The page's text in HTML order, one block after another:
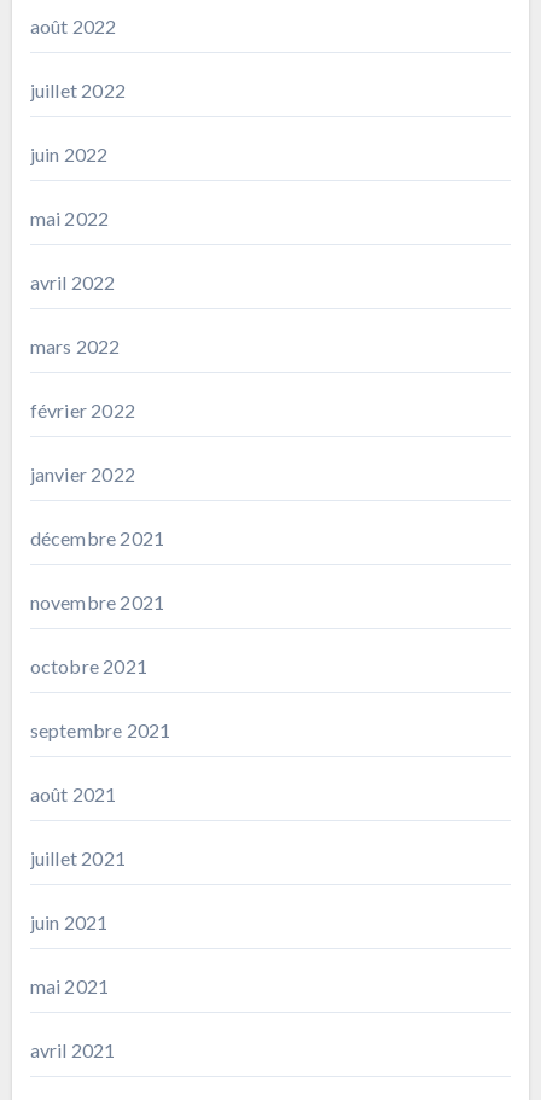
août 2022
juillet 2022
juin 2022
mai 2022
avril 2022
mars 2022
février 2022
janvier 2022
décembre 2021
novembre 2021
octobre 2021
septembre 2021
août 2021
juillet 2021
juin 2021
mai 2021
avril 2021